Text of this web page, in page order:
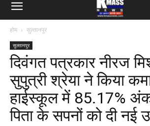
होम सुल्तानपुर
सुल्तानपुर
दिवंगत पत्रकार नीरज
सुपुत्री श्रेया ने किया
हाईस्कूल में 85.17%
पिता के सपनों को दी नई